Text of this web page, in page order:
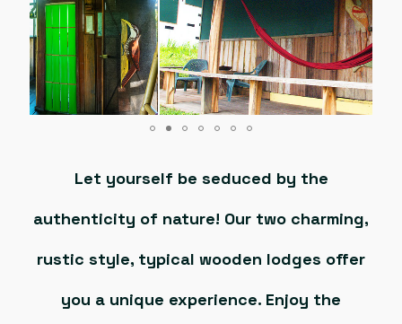
Let yourself be seduced by the
authenticity of nature! Our two charming,
rustic style, typical wooden lodges offer
you a unique experience. Enjoy the